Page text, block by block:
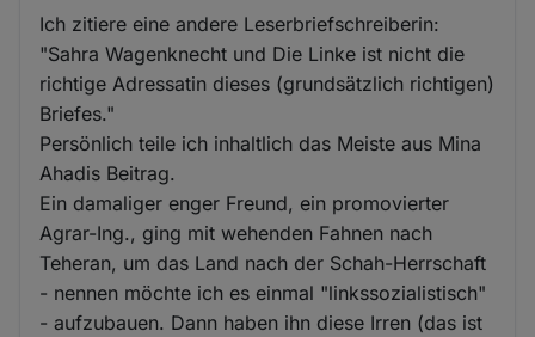
Ich zitiere eine andere Leserbriefschreiberin:
"Sahra Wagenknecht und Die Linke ist nicht die
richtige Adressatin dieses (grundsätzlich richtigen)
Briefes."
Persönlich teile ich inhaltlich das Meiste aus Mina
Ahadis Beitrag.
Ein damaliger enger Freund, ein promovierter
Agrar-Ing., ging mit wehenden Fahnen nach
Teheran, um das Land nach der Schah-Herrschaft
- nennen möchte ich es einmal "linkssozialistisch"
- aufzubauen. Dann haben ihn diese Irren (das ist